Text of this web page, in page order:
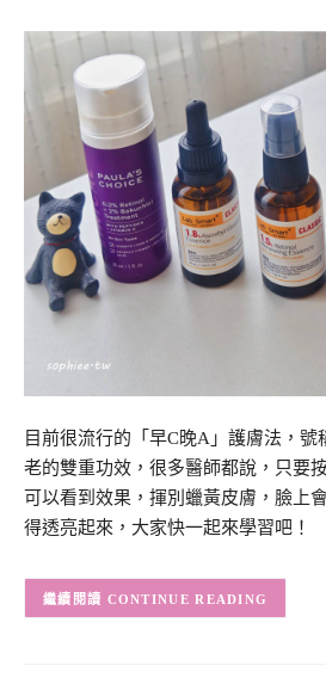
目前很流行的「早C晚A」護膚法，號
老的雙重功效，很多醫師都說，只要
可以看到效果，揮別蠟黃皮膚，臉上
得透亮起來，大家快一起來學習吧！
CONTINUE READING